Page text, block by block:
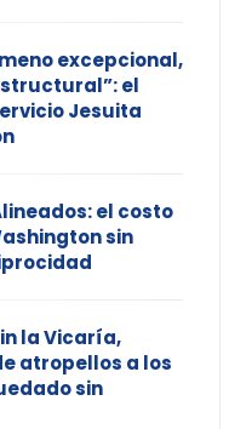
excepcional,
el
Jesuita
el costo
sin
la Vicaría,
atropellos a los
sin